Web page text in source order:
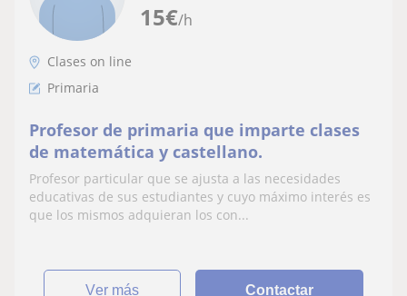
15€/h
Clases on line
Primaria
Profesor de primaria que imparte clases
de matemática y castellano.
Profesor particular que se ajusta a las necesidades
educativas de sus estudiantes y cuyo máximo interés es
que los mismos adquieran los con...
ver más Contactar